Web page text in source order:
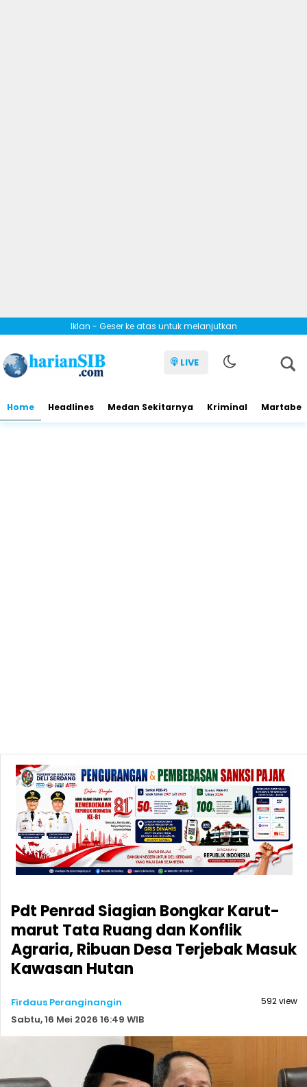
Iklan - Geser ke atas untuk melanjutkan
LIVE
Home Headlines Medan Sekitarnya Kriminal Martabe
Pdt Penrad Siagian Bongkar Karut-
marut Tata Ruang dan Konflik
Agraria, Ribuan Desa Terjebak Masuk
Kawasan Hutan
Firdaus Peranginangin
Sabtu, 16 Mei 2026 16:49 WIB
592 view